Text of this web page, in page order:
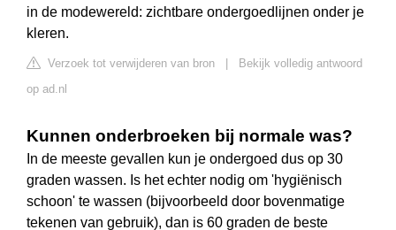
in de modewereld: zichtbare ondergoedlijnen onder je
kleren.
Verzoek tot verwijderen van bron
Bekijk volledig antwoord
op ad.nl
Kunnen onderbroeken bij normale was?
In de meeste gevallen kun je ondergoed dus op 30
graden wassen. Is het echter nodig om 'hygiënisch
schoon' te wassen (bijvoorbeeld door bovenmatige
tekenen van gebruik), dan is 60 graden de beste